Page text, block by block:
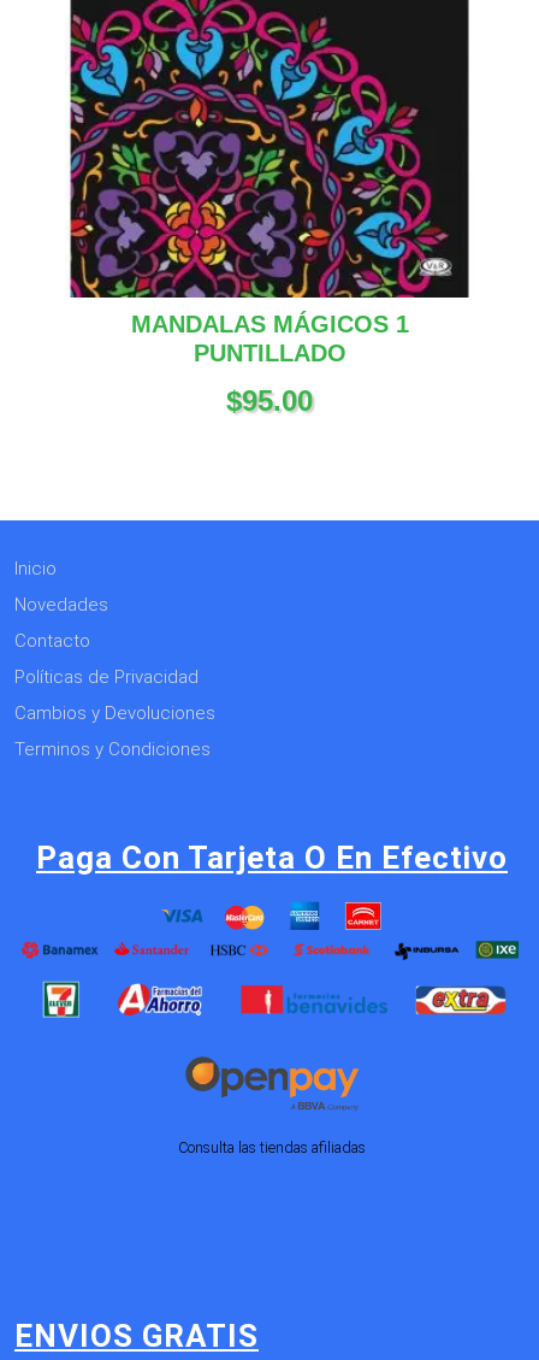
MANDALAS MÁGICOS 1
PUNTILLADO
$95.00
Inicio
Novedades
Contacto
Políticas de Privacidad
Cambios y Devoluciones
Terminos y Condiciones
Paga Con Tarjeta O En Efectivo
Consulta las tiendas afiliadas
ENVIOS GRATIS